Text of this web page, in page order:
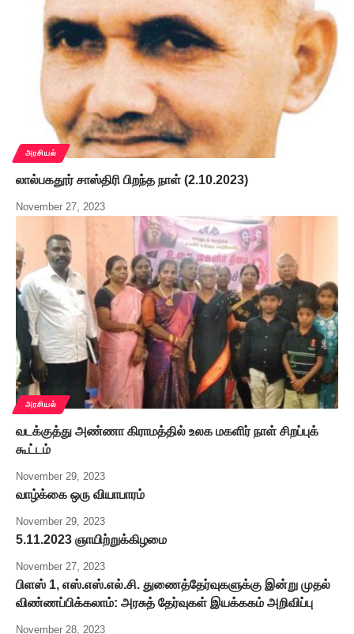
அரசியல்
லால்பகதூர் சாஸ்திரி பிறந்த நாள் (2.10.2023)
November 27, 2023
அரசியல்
வடக்குத்து அண்ணா கிராமத்தில் உலக மகளிர் நாள் சிறப்புக்
கூட்டம்
November 29, 2023
வாழ்க்கை ஒரு வியாபாரம்
November 29, 2023
5.11.2023 ஞாயிற்றுக்கிழமை
November 27, 2023
பிளஸ் 1, எஸ்.எஸ்.எல்.சி. துணைத்தேர்வுகளுக்கு இன்று முதல்
விண்ணப்பிக்கலாம்: அரசுத் தேர்வுகள் இயக்ககம் அறிவிப்பு
November 28, 2023